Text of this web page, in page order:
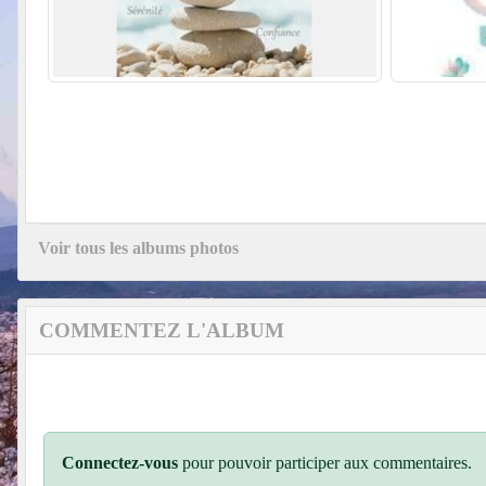
Voir tous les albums photos
COMMENTEZ L'ALBUM
Connectez-vous pour pouvoir participer aux commentaires.